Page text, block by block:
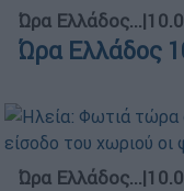
Ώρα Ελλάδος...|
Ώρα Ελλάδος
Ώρα Ελλάδος...|